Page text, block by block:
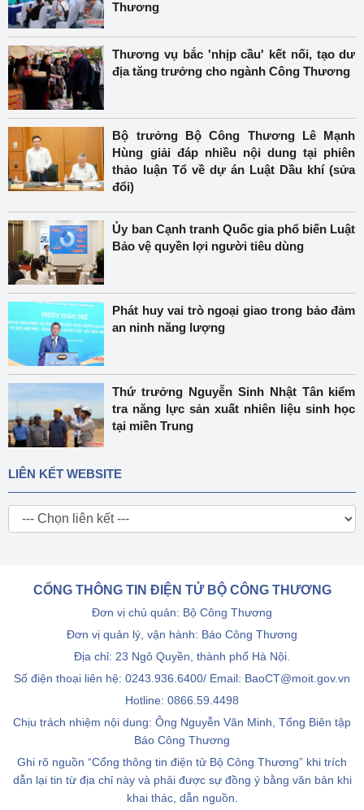
Thương
Thương vụ bắc 'nhịp cầu' kết nối, tạo dư
địa tăng trưởng cho ngành Công Thương
Bộ trưởng Bộ Công Thương Lê Mạnh
Hùng giải đáp nhiều nội dung tại phiên
thảo luận Tổ về dự án Luật Dầu khí (sửa
đổi)
Ủy ban Cạnh tranh Quốc gia phổ biến Luật
Bảo vệ quyền lợi người tiêu dùng
Phát huy vai trò ngoại giao trong bảo đảm
an ninh năng lượng
Thứ trưởng Nguyễn Sinh Nhật Tân kiểm
tra năng lực sản xuất nhiên liệu sinh học
tại miền Trung
LIÊN KẾT WEBSITE
CỔNG THÔNG TIN ĐIỆN TỬ BỘ CÔNG THƯƠNG
Đơn vị chủ quản: Bộ Công Thương
Đơn vị quản lý, vận hành: Báo Công Thương
Địa chỉ: 23 Ngô Quyền, thành phố Hà Nội.
Số điện thoại liên hệ: 0243.936.6400/ Email: BaoCT@moit.gov.vn
Hotline: 0866.59.4498
Chịu trách nhiệm nội dung: Ông Nguyễn Văn Minh, Tổng Biên tập
Báo Công Thương
Ghi rõ nguồn “Cổng thông tin điện tử Bộ Công Thương” khi trích
dẫn lại tin từ địa chỉ này và phải được sự đồng ý bằng văn bản khi
khai thác, dẫn nguồn.